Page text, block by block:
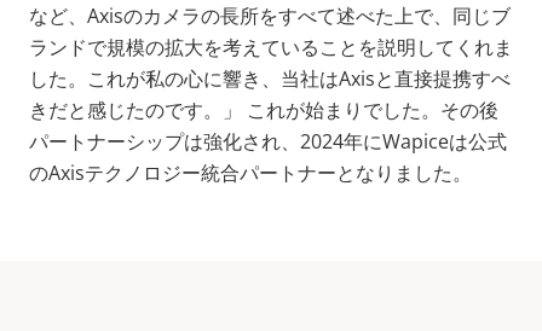
など、Axisのカメラの長所をすべて述べた上で、同じブ
ランドで規模の拡大を考えていることを説明してくれま
した。これが私の心に響き、当社はAxisと直接提携すべ
きだと感じたのです。」 これが始まりでした。その後
パートナーシップは強化され、2024年にWapiceは公式
のAxisテクノロジー統合パートナーとなりました。